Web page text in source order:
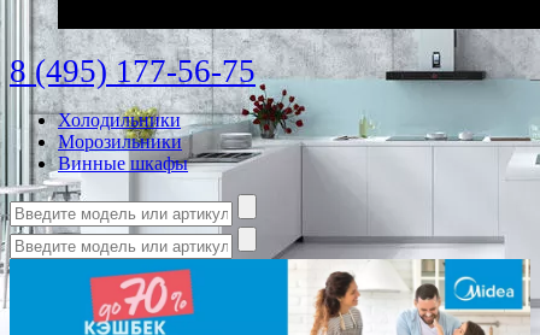
8 (495) 177-56-75
Холодильники
Морозильники
Винные шкафы